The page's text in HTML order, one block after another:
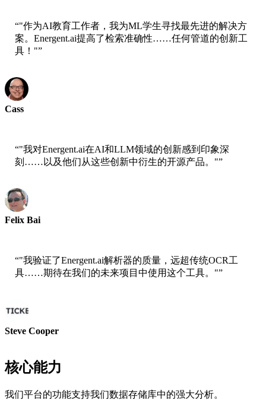
“"作为AI教育工作者，我为ML学生寻找最先进的解决方
案。Energent.ai提高了检索准确性……任何管道的创新工
具！"”
Cass
“"我对Energent.ai在AI和LLM领域的创新感到印象深
刻……以及他们从这些创新中衍生的开源产品。"”
Felix Bai
“"我验证了Energent.ai解析器的质量，远超传统OCR工
具……期待在我们的未来项目中使用这个工具。"”
Steve Cooper
核心能力
我们平台的功能支持我们数据存储库中的强大分析。